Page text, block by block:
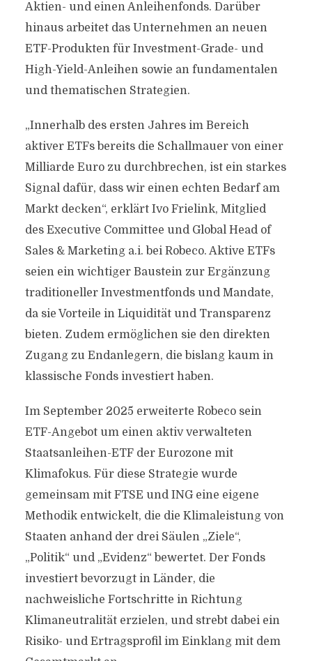
Aktien- und einen Anleihenfonds. Darüber
hinaus arbeitet das Unternehmen an neuen
ETF-Produkten für Investment-Grade- und
High-Yield-Anleihen sowie an fundamentalen
und thematischen Strategien.
„Innerhalb des ersten Jahres im Bereich
aktiver ETFs bereits die Schallmauer von einer
Milliarde Euro zu durchbrechen, ist ein starkes
Signal dafür, dass wir einen echten Bedarf am
Markt decken“, erklärt Ivo Frielink, Mitglied
des Executive Committee und Global Head of
Sales & Marketing a.i. bei Robeco. Aktive ETFs
seien ein wichtiger Baustein zur Ergänzung
traditioneller Investmentfonds und Mandate,
da sie Vorteile in Liquidität und Transparenz
bieten. Zudem ermöglichen sie den direkten
Zugang zu Endanlegern, die bislang kaum in
klassische Fonds investiert haben.
Im September 2025 erweiterte Robeco sein
ETF-Angebot um einen aktiv verwalteten
Staatsanleihen-ETF der Eurozone mit
Klimafokus. Für diese Strategie wurde
gemeinsam mit FTSE und ING eine eigene
Methodik entwickelt, die die Klimaleistung von
Staaten anhand der drei Säulen „Ziele“,
„Politik“ und „Evidenz“ bewertet. Der Fonds
investiert bevorzugt in Länder, die
nachweisliche Fortschritte in Richtung
Klimaneutralität erzielen, und strebt dabei ein
Risiko- und Ertragsprofil im Einklang mit dem